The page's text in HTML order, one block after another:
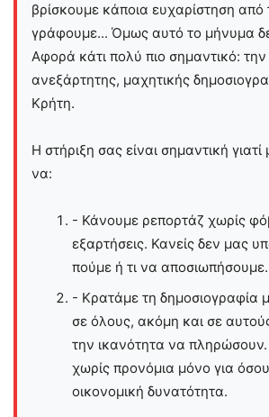
βρίσκουμε κάποια ευχαρίστηση από
γράφουμε... Όμως αυτό το μήνυμα
Αφορά κάτι πολύ πιο σημαντικό: την
ανεξάρτητης, μαχητικής
Kρήτη.
Η στήριξη σας είναι σημαντική γιατί
να:
- Κάνουμε ρεπορτάζ χωρίς
εξαρτήσεις. Κανείς δεν μας
πούμε ή τι να αποσιωπήσουμε.
- Κρατάμε τη δημοσιογραφία
σε όλους, ακόμη και σε
την ικανότητα να
χωρίς προνόμια μόνο για
οικονομική δυνατότητα.